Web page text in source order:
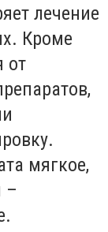
лечение
Кроме
от
мягкое,
–